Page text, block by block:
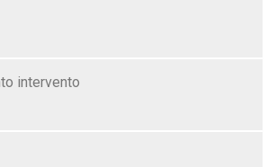
intervento